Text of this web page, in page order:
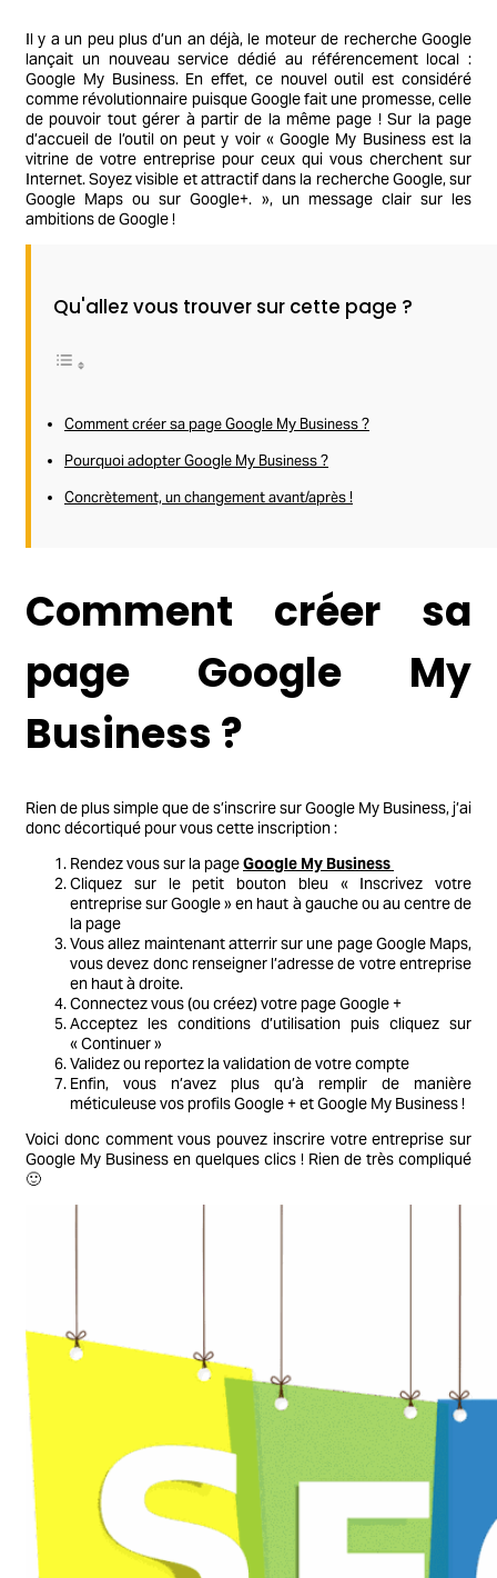
Il y a un peu plus d’un an déjà, le moteur de recherche Google
lançait un nouveau service dédié au référencement local :
Google My Business. En effet, ce nouvel outil est considéré
comme révolutionnaire puisque Google fait une promesse, celle
de pouvoir tout gérer à partir de la même page ! Sur la page
d’accueil de l’outil on peut y voir « Google My Business est la
vitrine de votre entreprise pour ceux qui vous cherchent sur
Internet. Soyez visible et attractif dans la recherche Google, sur
Google Maps ou sur Google+. », un message clair sur les
ambitions de Google !
Qu'allez vous trouver sur cette page ?
Comment créer sa page Google My Business ?
Pourquoi adopter Google My Business ?
Concrètement, un changement avant/après !
Comment créer sa
page Google My
Business ?
Rien de plus simple que de s’inscrire sur Google My Business, j’ai
donc décortiqué pour vous cette inscription :
Rendez vous sur la pageGoogle My Business
Cliquez sur le petit bouton bleu « Inscrivez votre
entreprise sur Google » en haut à gauche ou au centre de
la page
Vous allez maintenant atterrir sur une page Google Maps,
vous devez donc renseigner l’adresse de votre entreprise
en haut à droite.
Connectez vous (ou créez) votre page Google +
Acceptez les conditions d’utilisation puis cliquez sur
« Continuer »
Validez ou reportez la validation de votre compte
Enfin, vous n’avez plus qu’à remplir de manière
méticuleuse vos profils Google + et Google My Business !
Voici donc comment vous pouvez inscrire votre entreprise sur
Google My Business en quelques clics ! Rien de très compliqué
🙂